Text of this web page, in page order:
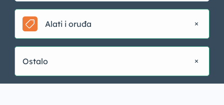
Alati i oruđa
Ostalo